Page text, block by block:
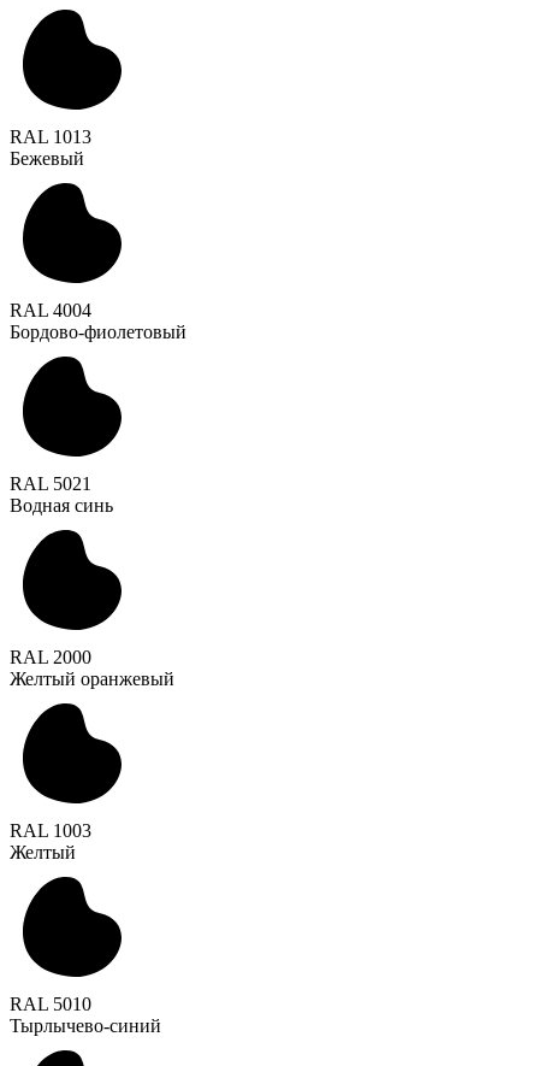
RAL 1013
Бежевый
RAL 4004
Бордово-фиолетовый
RAL 5021
Водная синь
RAL 2000
Желтый оранжевый
RAL 1003
Желтый
RAL 5010
Тырлычево-синий